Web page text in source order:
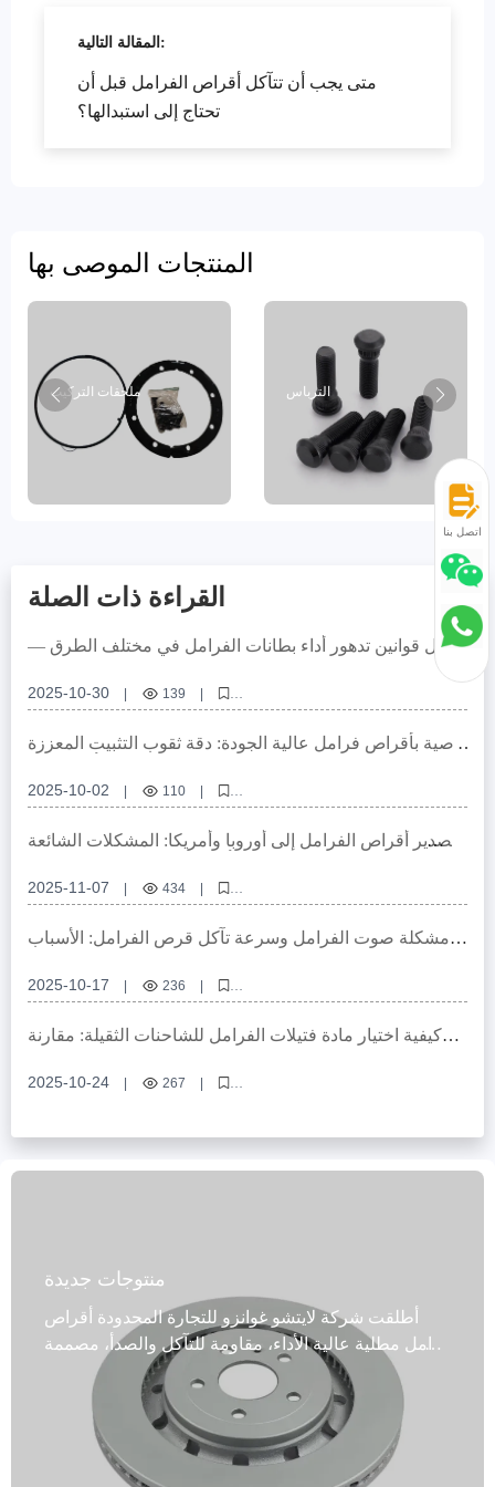
المقالة التالية:
متى يجب أن تتآكل أقراص الفرامل قبل أن
تحتاج إلى استبدالها؟
المنتجات الموصى بها
ملحقات التركيب الترباس
القراءة ذات الصلة
تحليل قوانين تدهور أداء بطانات الفرامل في مختلف الطرق —
2025-10-30 139
استبدال بطانات الفرامل، تدهور أداء الفرامل، صيانة الفرامل، نظام الفرامل
الآلي، فحص سلامة السيارة
توصية بأقراص فرامل عالية الجودة: دقة ثقوب التثبيت المعززة
2025-10-02 110
تركيب أقراص الفرامل، دقة ثقوب التثبيت، عمليات الخراطة، استواء أقراص
الفرامل، أقراص فرامل المركبات التجارية
تصدير أقراص الفرامل إلى أوروبا وأمريكا: المشكلات الشائعة
2025-11-07 434
أقراص الفرامل، شهادة EMARK، مراجعة VCA COP، تصدير أقراص الفرامل
إلى أوروبا، إدارة جودة نظام الفرامل
مشكلة صوت الفرامل وسرعة تآكل قرص الفرامل: الأسباب
2025-10-17 236
قرص الفرامل، صوت الفرامل، تآكل قرص الفرامل، صيانة الفرامل، تركيب
قرص الفرامل
كيفية اختيار مادة فتيلات الفرامل للشاحنات الثقيلة: مقارنة
2025-10-24 267
منتوجات جديدة
أطلقت شركة لايتشو غوانزو للتجارة المحدودة أقراص
فرامل مطلية عالية الأداء، مقاومة للتآكل والصدأ، مصممة
خصيصًا لسيارات الركاب والمركبات التجارية، وتغطي
99% من طرازات المركبات، وتلبي الاحتياجات المتنوعة
للسوق العالمية. صُنع هذا المنتج من مواد عالية الجودة،
مثل الحديد الرمادي عالي الجودة، وGG20، والفولاذ عالي
الكربون، ويجمع بين تقنية التصنيع المتقدمة واختبارات
اتصل بنا